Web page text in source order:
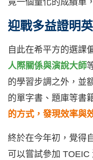
竟一個量化的成績單
迎戰多益證明
自此在希平方的選課
人際關係與演說大師
的學習步調之外，並
的單字書、題庫等書
的方式，發現效率與
終於在今年初，覺得
可以嘗試參加